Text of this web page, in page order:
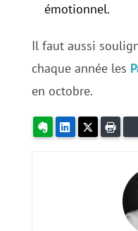
émotionnel.
Il faut aussi
chaque année les
en octobre.
EvernoteLinkedIn